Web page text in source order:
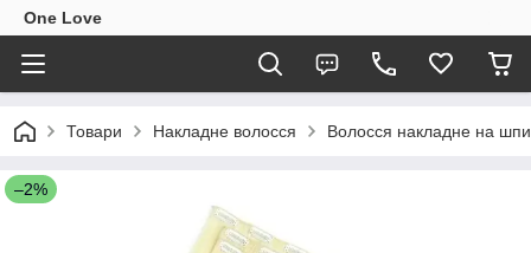
One Love
Товари Накладне волосся Волосся накладне на
–2%